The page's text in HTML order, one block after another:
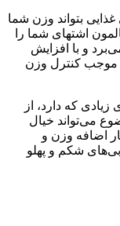
بتواند وزن شما
اشتهای شما را
و با افزایش
کنترل وزن
که دارد، از
می‌تواند خیال
اضافه ‌وزن و
شکم و پهلو